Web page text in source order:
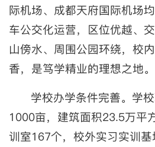
际机场、成都天府国际机场
车公交化运营，区位优越、
山傍水、周围公园环绕，校
香，是笃学精业的理想之地。
学校办学条件完善。学
1000亩，建筑面积23.5万平
训室167个，校外实习实训